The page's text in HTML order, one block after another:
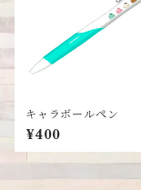
キャラボールペン
¥400